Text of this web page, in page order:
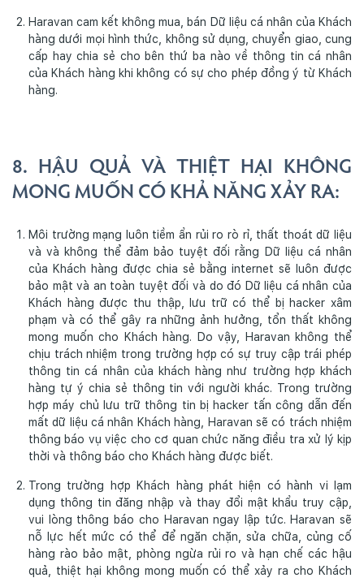
Haravan cam kết không mua, bán Dữ liệu cá nhân của Khách
hàng dưới mọi hình thức, không sử dụng, chuyển giao, cung
cấp hay chia sẻ cho bên thứ ba nào về thông tin cá nhân
của Khách hàng khi không có sự cho phép đồng ý từ Khách
hàng.
8. HẬU QUẢ VÀ THIỆT HẠI KHÔNG
MONG MUỐN CÓ KHẢ NĂNG XẢY RA:
Môi trường mạng luôn tiềm ẩn rủi ro rò rỉ, thất thoát dữ liệu
và và không thể đảm bảo tuyệt đối rằng Dữ liệu cá nhân
của Khách hàng được chia sẻ bằng internet sẽ luôn được
bảo mật và an toàn tuyệt đối và do đó Dữ liệu cá nhân của
Khách hàng được thu thập, lưu trữ có thể bị hacker xâm
phạm và có thể gây ra những ảnh hưởng, tổn thất không
mong muốn cho Khách hàng. Do vậy, Haravan không thể
chịu trách nhiệm trong trường hợp có sự truy cập trái phép
thông tin cá nhân của khách hàng như trường hợp khách
hàng tự ý chia sẻ thông tin với người khác. Trong trường
hợp máy chủ lưu trữ thông tin bị hacker tấn công dẫn đến
mất dữ liệu cá nhân Khách hàng, Haravan sẽ có trách nhiệm
thông báo vụ việc cho cơ quan chức năng điều tra xử lý kịp
thời và thông báo cho Khách hàng được biết.
Trong trường hợp Khách hàng phát hiện có hành vi lạm
dụng thông tin đăng nhập và thay đổi mật khẩu truy cập,
vui lòng thông báo cho Haravan ngay lập tức. Haravan sẽ
nỗ lực hết mức có thể để ngăn chặn, sửa chữa, củng cố
hàng rào bảo mật, phòng ngừa rủi ro và hạn chế các hậu
quả, thiệt hại không mong muốn có thể xảy ra cho Khách